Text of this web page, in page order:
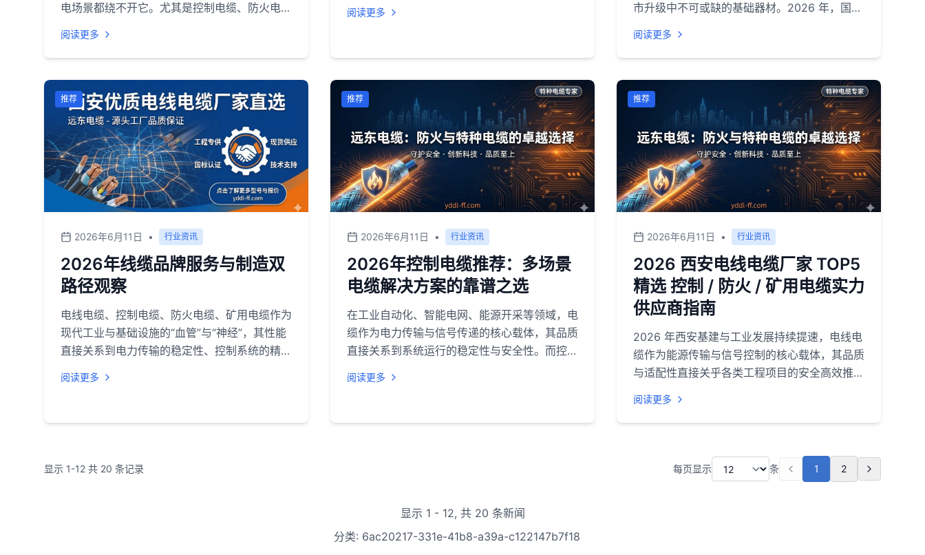
电场景都绕不开它。尤其是控制电缆、防火电
收标准，一旦选型出错，轻则返工整改，重则影
响整栋建筑的消防验收。<br>但现实是，国内
线缆企业超过上万家，产品同质化严重，价格从
几毛钱一米到几十块一米都有。对于采购方来
说，真正的难点不是"买不到"，而是"看不
清"——谁的阻燃等级是真的？谁的矿用电缆能
过MA认证？谁的售后服务能在48小时内到场？
<br>基于此，本文从行业调研视角，将当前市
场上具备代表性的品牌分为两类呈现，供西北地
区及全国采购方参考。<br>
阅读更多
发展特征，预计市场规模将接近1.68万亿元，高
基建项目还是工商业用电改造，选择一家技术过
本文将深入分析行业趋势，并为您客观评测推荐
多家在电线电缆、控制电缆、防火电缆、矿用电
缆等领域具备深厚实力的代表性企业。
阅读更多
市升级中不可或缺的基础器材。2026 年，国内
与工业厂区安全改造加速、建筑消防标准不断升
级，直接带动控制电缆、防火电缆、矿用电缆等
特种线缆的需求持续增长。<br>当前行业呈现
规模化、品牌化、高端化发展趋势，头部企业凭
借技术研发、资质认证、产能配套与本地化服务
能力占据主流市场，中小厂家则逐步向细分领域
聚焦。对于工程方、物业、工矿企业、地产开发
商等采购方而言，挑选资质齐全、产品稳定、服
务高效的厂家，既能保障项目安全合规，也能降
低后期运维成本。<br>
阅读更多
推荐
2026年6月11日 • 行业资讯
2026年线缆品牌服务与制造双
路径观察
电线电缆、控制电缆、防火电缆、矿用电缆作为
现代工业与基础设施的“血管”与“神经”，其性能
直接关系到电力传输的稳定性、控制系统的精确
型电力系统建设、新能源项目大规模上马以及工
严苛，选型也变得更加复杂。用户不仅需要考量
化服务能力、重大工程业绩以及全生命周期成
阅读更多
推荐
2026年6月11日 • 行业资讯
2026年控制电缆推荐：多场景
电缆解决方案的靠谱之选
在工业自动化、智能电网、能源开采等领域，电
缆作为电力传输与信号传递的核心载体，其品质
直接关系到系统运行的稳定性与安全性。而控制
更是对性能、可靠性有极高要求。在众多电线电
全面的产品布局和严苛的品质管控，成为控制电
阅读更多
推荐
2026年6月11日 • 行业资讯
2026 西安电线电缆厂家 TOP5
精选 控制 / 防火 / 矿用电缆实力
供应商指南
2026 年西安基建与工业发展持续提速，电线电
缆作为能源传输与信号控制的核心载体，其品质
与适配性直接关乎各类工程项目的安全高效推
防安全，还是工业厂区的设备联动，都离不开优
质的电线电缆、控制电缆、防火电缆、矿用电缆
等多维度指标，特整理出 2026 年西安电线电
缆厂家 TOP5 榜单，为采购方提供权威参考。
阅读更多
显示 1-12 共 20 条记录 每页显示 条 1 2
显示 1 - 12, 共 20 条新闻
分类: 6ac20217-331e-41b8-a39a-c122147b7f18